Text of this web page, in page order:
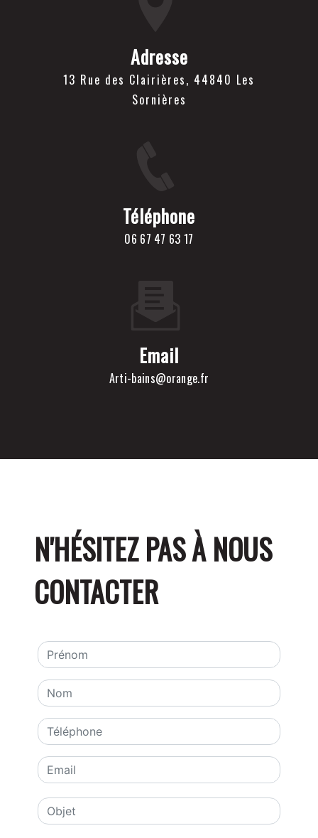
Adresse
13 Rue des Clairières, 44840 Les
Sornières
Téléphone
06 67 47 63 17
Email
arti-bains@orange.fr
N'HÉSITEZ PAS À NOUS
CONTACTER